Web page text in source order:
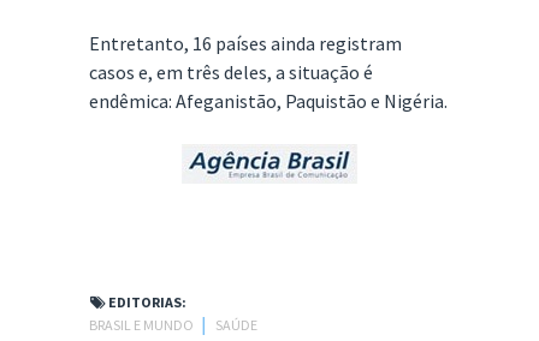
Entretanto, 16 países ainda registram
casos e, em três deles, a situação é
endêmica: Afeganistão, Paquistão e Nigéria.
EDITORIAS:
BRASIL E MUNDO
SAÚDE